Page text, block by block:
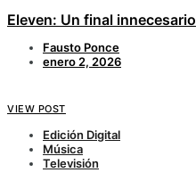
Eleven: Un final innecesario
Fausto Ponce
enero 2, 2026
VIEW POST
Edición Digital
Música
Televisión